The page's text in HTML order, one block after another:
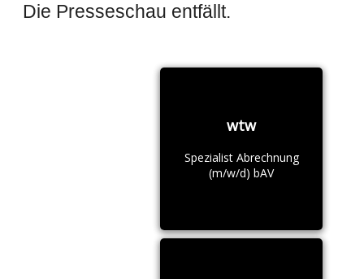
Die Presseschau entfällt.
wtw
Spezialist Abrechnung
(m/w/d) bAV